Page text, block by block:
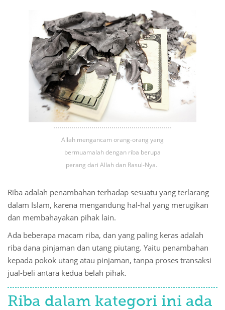
Allah mengancam orang-orang yang
bermuamalah dengan riba berupa
perang dari Allah dan Rasul-Nya.
Riba adalah penambahan terhadap sesuatu yang terlarang
dalam Islam, karena mengandung hal-hal yang merugikan
dan membahayakan pihak lain.
Ada beberapa macam riba, dan yang paling keras adalah
riba dana pinjaman dan utang piutang. Yaitu penambahan
kepada pokok utang atau pinjaman, tanpa proses transaksi
jual-beli antara kedua belah pihak.
Riba dalam kategori ini ada